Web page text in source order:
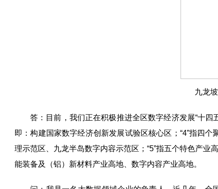
九龙
答：目前，我们正在积极推进全区数字经济发展“十
即：构建国家数字经济创新发展试验区核心区； “4”指四个
理示范区、九龙半岛数字内容示范区；“5”指五个特色产业
能装备及（铝）新材料产业高地、数字内容产业高地。